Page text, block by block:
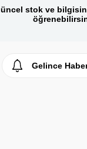
stok ve
Gelince